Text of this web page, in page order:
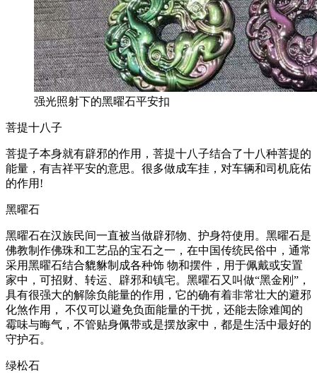
强光照射下的黑曜石平安扣
菩提十八子
菩提子本身就有辟邪的作用，菩提十八子结合了十八种菩提的
能量，有吉祥平安的意思。很多做成车挂，对车辆和司机庇佑
的作用!
黑曜石
黑曜石在汉族民间一直被当做辟邪物、护身符使用。黑曜石是
佛教制作佛珠和工艺品的宝石之一，在中国传统民俗中，通常
采用黑曜石结合貔貅制成各种饰 物和摆件，用于佩戴或安置
家中，可招财、转运、辟邪和镇宅。黑曜石又叫做“黑金刚”，
具有很强大的解除负能量的作用，它的确有着非常壮大的避邪
化煞作用， 不仅可以避免负面能量的干扰，还能去除难闻的
霉味与晦气，不管贴身佩带或是摆放家中，都是生活中最好的
守护石。
绿松石